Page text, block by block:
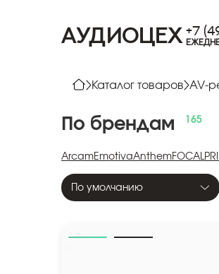
АУДИОЦЕХ +7
Каталог товаров AV-
По брендам
ArcamEmotivaAnthemFOCAL
По умолчанию